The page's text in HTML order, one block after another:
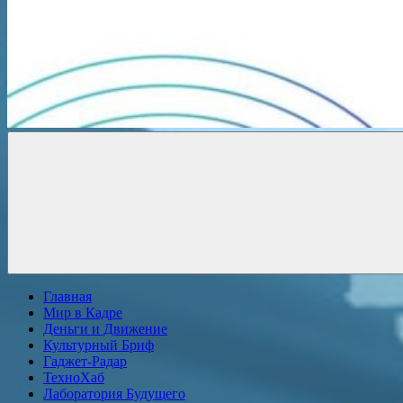
Главная
Мир в Кадре
Деньги и Движение
Культурный Бриф
Гаджет-Радар
ТехноХаб
Лаборатория Будущего